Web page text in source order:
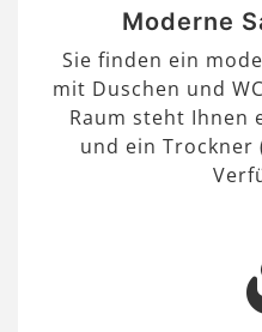
Moderne
Sie finden ein
mit Duschen und
Raum steht Ihnen
und ein Trockner